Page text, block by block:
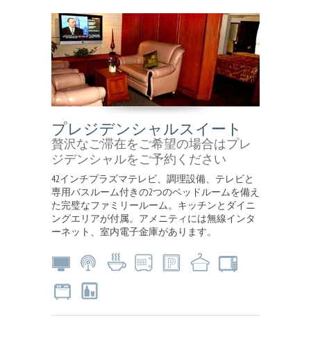
プレジデンシャルスイート
贅沢なご滞在をご希望の場合はプレ
ジデンシャルをご予約ください
42インチプラズマテレビ、調理設備、テレビと
専用バスルーム付きの2つのベッドルームを備え
た完璧なファミリールーム。キッチンとダイニ
ングエリアが付属。アメニティには無線インタ
ーネット、室内電子金庫があります。